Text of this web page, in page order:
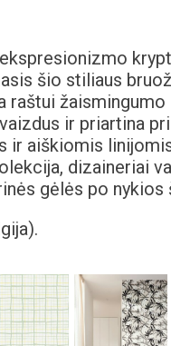
šio stiliaus
ir priartina
aiškiomis
dizaineriai
gėlės po